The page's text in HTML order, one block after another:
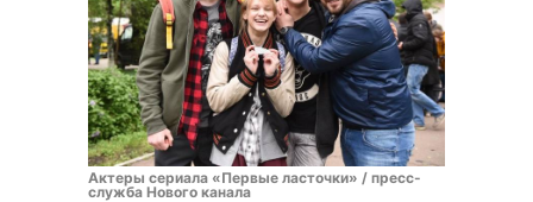
Актеры сериала «Первые ласточки» / пресс-
служба Нового канала